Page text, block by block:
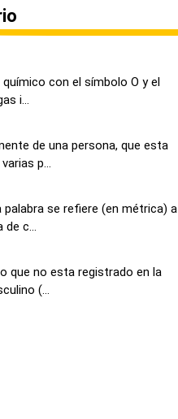
con el símbolo O y el
i...
de una persona, que esta
p...
se refiere (en métrica) a
de c...
que no esta registrado en la
(...